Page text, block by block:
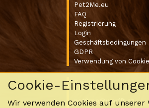
Cookie-
Wir verwenden Cookies auf unserer
Pet2Me.eu
FAQ
Registrierung
Login
Geschäftsbedingungen
GDPR
Verwendung von
Kontakte
pet2me@werfft.cz